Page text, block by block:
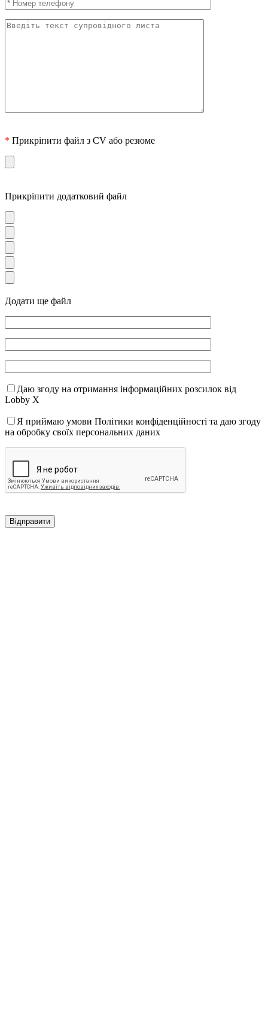
* Прикріпити файл з CV або резюме
Прикріпити додатковий файл
Додати ще файл
Даю згоду на отримання інформаційних розсилок від
Lobby X
Я приймаю умови Політики конфіденційності та даю згоду
на обробку своїх персональних даних